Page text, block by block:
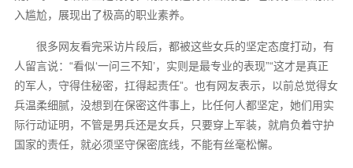
入尴尬，展现出了极高的职业素养。
很多网友看完采访片段后，都被这些女兵的坚定态度打动，有
人留言说：“看似‘一问三不知’，实则是最专业的表现”“这才是真正
的军人，守得住秘密，扛得起责任”。也有网友表示，以前总觉得女
兵温柔细腻，没想到在保密这件事上，比任何人都坚定，她们用实
际行动证明，不管是男兵还是女兵，只要穿上军装，就肩负着守护
国家的责任，就必须坚守保密底线，不能有丝毫松懈。